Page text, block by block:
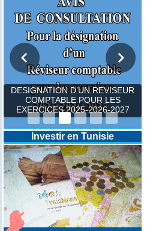
DESIGNATION D’UN REVISEUR
COMPTABLE POUR LES
EXERCICES 2025-2026-2027
Investir en Tunisie